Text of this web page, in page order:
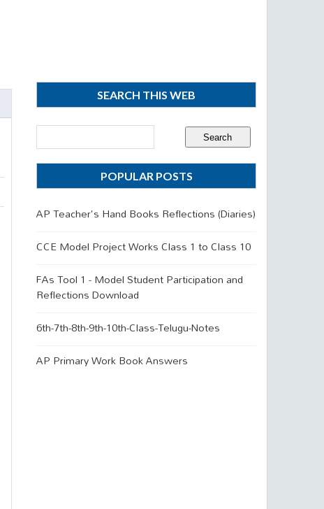
SEARCH THIS WEB
POPULAR POSTS
AP Teacher's Hand Books Reflections (Diaries)
CCE Model Project Works Class 1 to Class 10
FAs Tool 1 - Model Student Participation and
Reflections Download
6th-7th-8th-9th-10th-Class-Telugu-Notes
AP Primary Work Book Answers